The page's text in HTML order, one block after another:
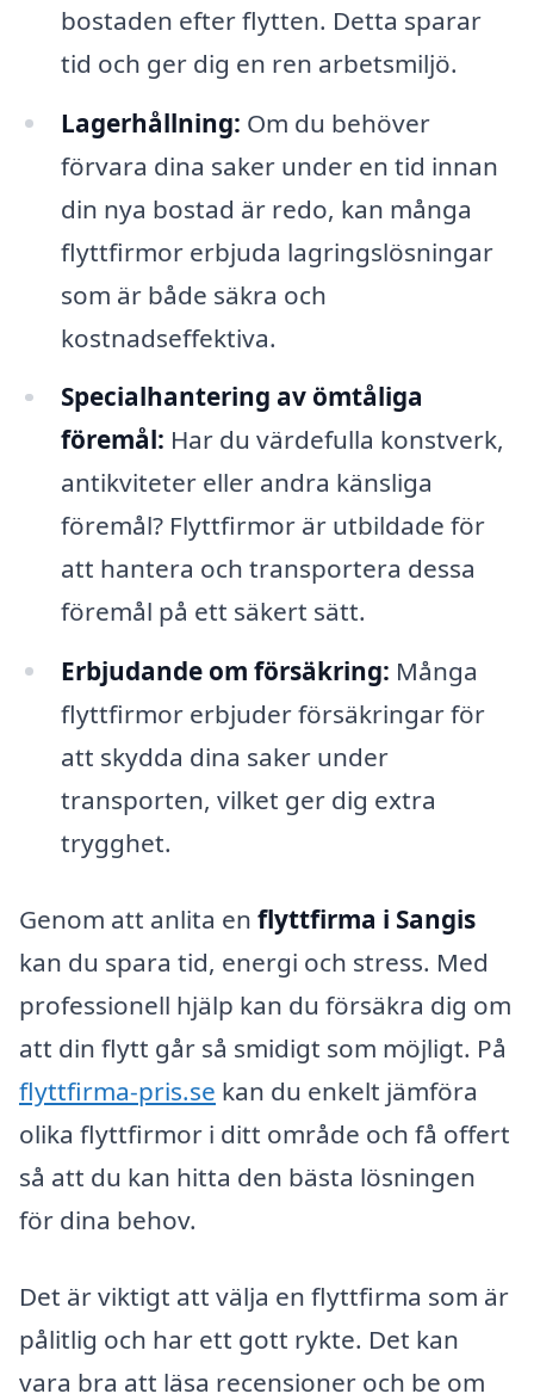
bostaden efter flytten. Detta sparar
tid och ger dig en ren arbetsmiljö.
Lagerhållning: Om du behöver
förvara dina saker under en tid innan
din nya bostad är redo, kan många
flyttfirmor erbjuda lagringslösningar
som är både säkra och
kostnadseffektiva.
Specialhantering av ömtåliga
föremål: Har du värdefulla konstverk,
antikviteter eller andra känsliga
föremål? Flyttfirmor är utbildade för
att hantera och transportera dessa
föremål på ett säkert sätt.
Erbjudande om försäkring: Många
flyttfirmor erbjuder försäkringar för
att skydda dina saker under
transporten, vilket ger dig extra
trygghet.
Genom att anlita en flyttfirma i Sangis
kan du spara tid, energi och stress. Med
professionell hjälp kan du försäkra dig om
att din flytt går så smidigt som möjligt. På
flyttfirma-pris.se kan du enkelt jämföra
olika flyttfirmor i ditt område och få offert
så att du kan hitta den bästa lösningen
för dina behov.
Det är viktigt att välja en flyttfirma som är
pålitlig och har ett gott rykte. Det kan
vara bra att läsa recensioner och be om